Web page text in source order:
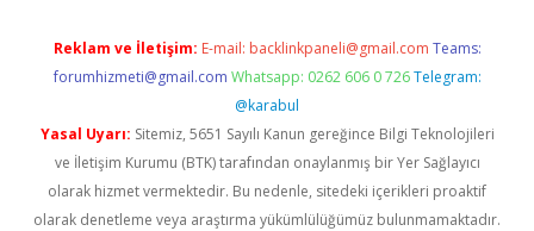
Reklam ve İletişim: E-mail: backlinkpaneli@gmail.com Teams:
forumhizmeti@gmail.com Whatsapp: 0262 606 0 726 Telegram:
@karabul
Yasal Uyarı: Sitemiz, 5651 Sayılı Kanun gereğince Bilgi Teknolojileri
ve İletişim Kurumu (BTK) tarafından onaylanmış bir Yer Sağlayıcı
olarak hizmet vermektedir. Bu nedenle, sitedeki içerikleri proaktif
olarak denetleme veya araştırma yükümlülüğümüz bulunmamaktadır.